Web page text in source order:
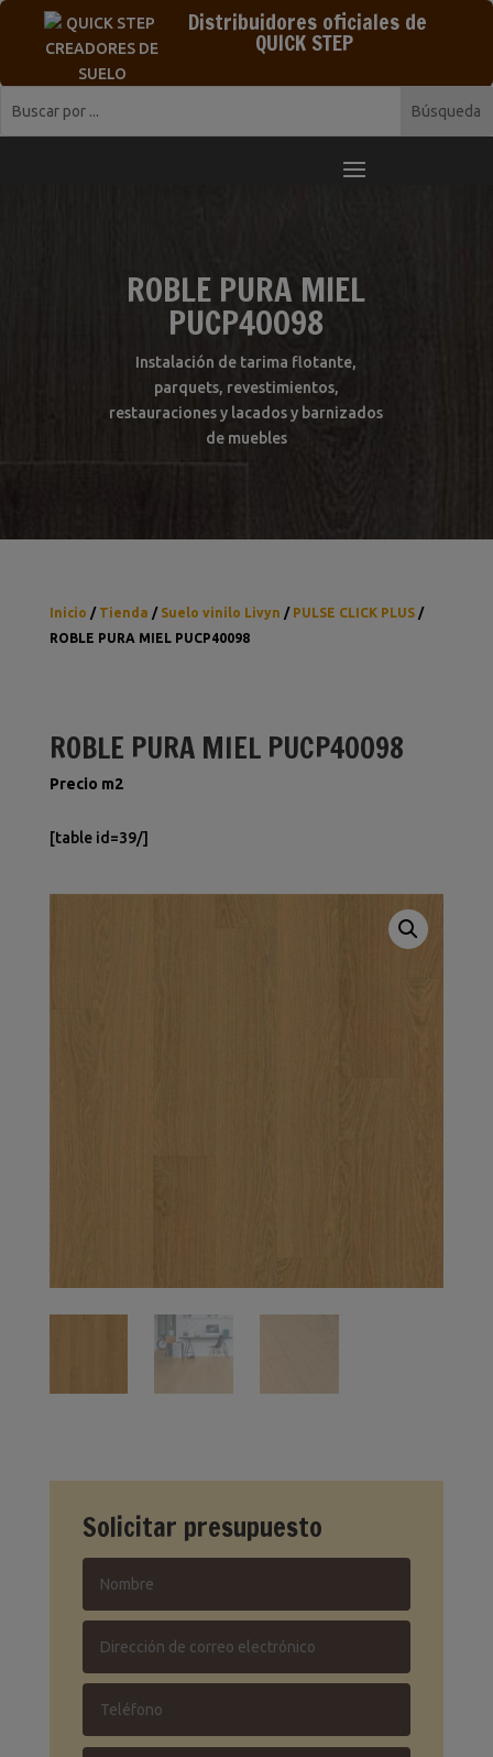
Distribuidores oficiales de
QUICK STEP
ROBLE PURA MIEL
PUCP40098
Instalación de tarima flotante,
parquets, revestimientos,
restauraciones y lacados y barnizados
de muebles
Inicio / Tienda / Suelo vinilo Livyn / PULSE CLICK PLUS/
ROBLE PURA MIEL PUCP40098
ROBLE PURA MIEL PUCP40098
Precio m2
[table id=39/]
Solicitar presupuesto